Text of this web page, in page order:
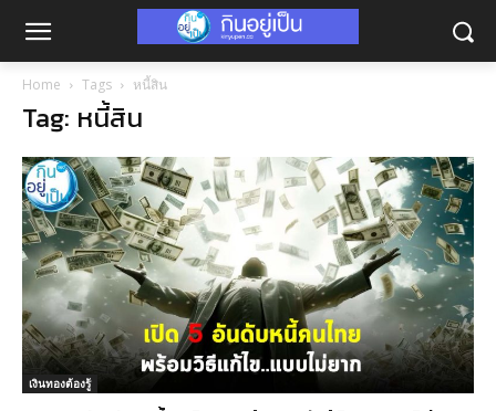
Home Tags หนี้สิน
Tag: หนี้สิน
เงินทองต้องรู้